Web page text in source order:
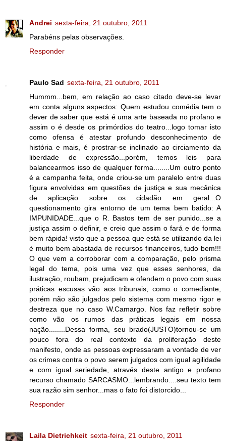
Andrei sexta-feira, 21 outubro, 2011
Parabéns pelas observações.
Responder
Paulo Sad sexta-feira, 21 outubro, 2011
Hummm...bem, em relação ao caso citado deve-se levar
em conta alguns aspectos: Quem estudou comédia tem o
dever de saber que está é uma arte baseada no profano e
assim o é desde os primórdios do teatro...logo tomar isto
como ofensa é atestar profundo desconhecimento de
história e mais, é prostrar-se inclinado ao circiamento da
liberdade de expressão...porém, temos leis para
balancearmos isso de qualquer forma........Um outro ponto
é a campanha feita, onde criou-se um paralelo entre duas
figura envolvidas em questões de justiça e sua mecânica
de aplicação sobre os cidadão em geral...O
questionamento gira entorno de um tema bem batido: A
IMPUNIDADE...que o R. Bastos tem de ser punido...se a
justiça assim o definir, e creio que assim o fará e de forma
bem rápida! visto que a pessoa que está se utilizando da lei
é muito bem abastada de recursos financeiros, tudo bem!!!
O que vem a corroborar com a comparação, pelo prisma
legal do tema, pois uma vez que esses senhores, da
ilustração, roubam, prejudicam e ofendem o povo com suas
práticas escusas vão aos tribunais, como o comediante,
porém não são julgados pelo sistema com mesmo rigor e
destreza que no caso W.Camargo. Nos faz refletir sobre
como vão os rumos das práticas legais em nossa
nação........Dessa forma, seu brado(JUSTO)tornou-se um
pouco fora do real contexto da proliferação deste
manifesto, onde as pessoas expressaram a vontade de ver
os crimes contra o povo serem julgados com igual agilidade
e com igual seriedade, através deste antigo e profano
recurso chamado SARCASMO...lembrando....seu texto tem
sua razão sim senhor...mas o fato foi distorcido...
Responder
Laila Dietrichkeit sexta-feira, 21 outubro, 2011